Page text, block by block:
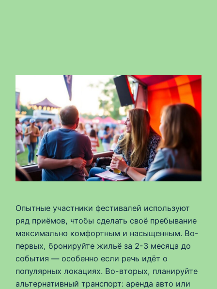
Опытные участники фестивалей используют
ряд приёмов, чтобы сделать своё пребывание
максимально комфортным и насыщенным. Во-
первых, бронируйте жильё за 2-3 месяца до
события — особенно если речь идёт о
популярных локациях. Во-вторых, планируйте
альтернативный транспорт: аренда авто или